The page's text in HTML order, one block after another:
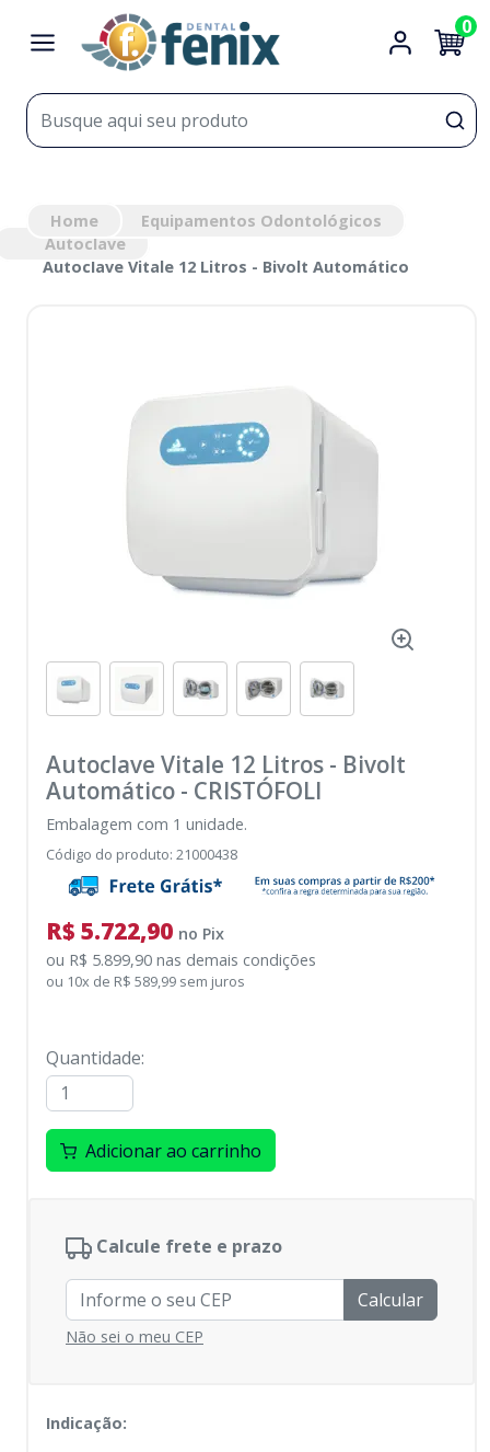
0
Home
Equipamentos Odontológicos
Autoclave
Autoclave Vitale 12 Litros - Bivolt Automático
Autoclave Vitale 12 Litros - Bivolt
Automático - CRISTÓFOLI
Embalagem com 1 unidade.
Código do produto: 21000438
R$ 5.722,90 no Pix
ou R$ 5.899,90 nas demais condições
ou 10x de R$ 589,99 sem juros
Quantidade:
Adicionar ao carrinho
Calcule frete e prazo
Calcular
Não sei o meu CEP
Indicação: